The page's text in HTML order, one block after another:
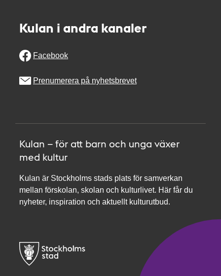
Kulan i andra kanaler
Facebook
Prenumerera på nyhetsbrevet
Kulan – för att barn och unga växer
med kultur
Kulan är Stockholms stads plats för samverkan
mellan förskolan, skolan och kulturlivet. Här får du
nyheter, inspiration och aktuellt kulturutbud.